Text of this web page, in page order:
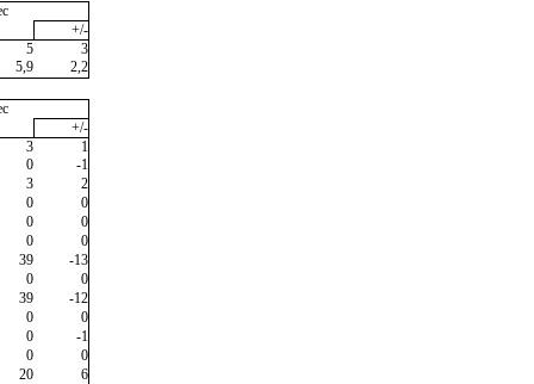
+/-
5
3
5,9
2,2
+/-
3
1
0
-1
3
2
0
0
0
0
0
0
39
-13
0
0
39
-12
0
0
0
-1
0
0
20
6